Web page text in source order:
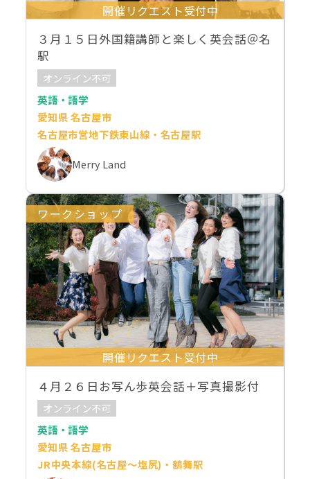
開催リクエスト受付中
３月１５日外国籍講師と楽しく英会話＠名
駅
オンライン不可
英語・語学
愛知県 名古屋市
名古屋市営地下鉄東山線・名古屋駅
Merry Land
ワークショップ
開催リクエスト受付中
４月２６日お写ん歩英会話＋写真撮影付
オンライン不可
英語・語学
愛知県 名古屋市
JR中央本線(名古屋～塩尻)・鶴舞駅